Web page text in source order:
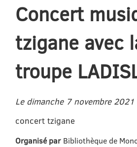
Concert
tzigane avec
troupe
Le dimanche 7 novembre 2021
concert tzigane
Organisé par Bibliothèque de